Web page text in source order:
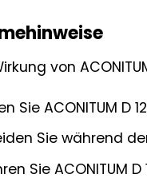
von
Sie ACONITUM
Sie während
Sie ACONITUM